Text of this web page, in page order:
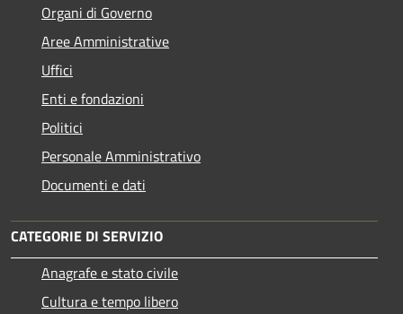
Organi di Governo
Aree Amministrative
Uffici
Enti e fondazioni
Politici
Personale Amministrativo
Documenti e dati
CATEGORIE DI SERVIZIO
Anagrafe e stato civile
Cultura e tempo libero